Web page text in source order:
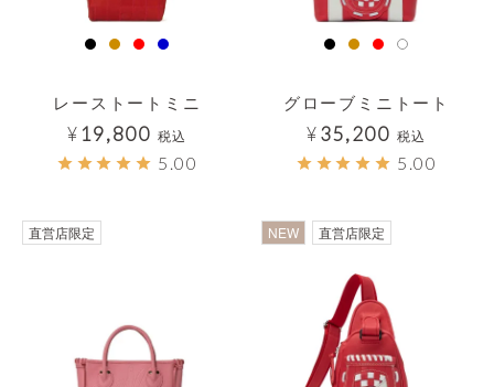
レーストートミニ
¥ 19,800 税込
5.00
グローブミニトート
¥35,200 税込
5.00
直営店限定 NEW 直営店限定